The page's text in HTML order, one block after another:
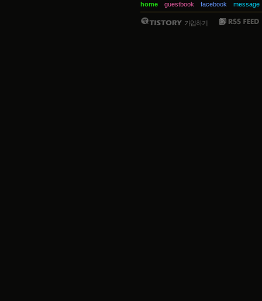
home guestbook facebook message
가입하기